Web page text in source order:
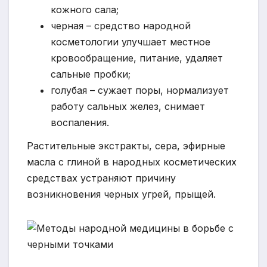
кожного сала;
черная – средство народной
косметологии улучшает местное
кровообращение, питание, удаляет
сальные пробки;
голубая – сужает поры, нормализует
работу сальных желез, снимает
воспаления.
Растительные экстракты, сера, эфирные
масла с глиной в народных косметических
средствах устраняют причину
возникновения черных угрей, прыщей.